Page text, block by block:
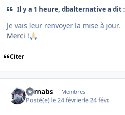
Il y a 1 heure, dbalternative a dit :
Je vais leur renvoyer la mise à jour.
Merci !🙏🏻
Citer
barnabs Membres
Posté(e) le 24 févrierle 24 févr.